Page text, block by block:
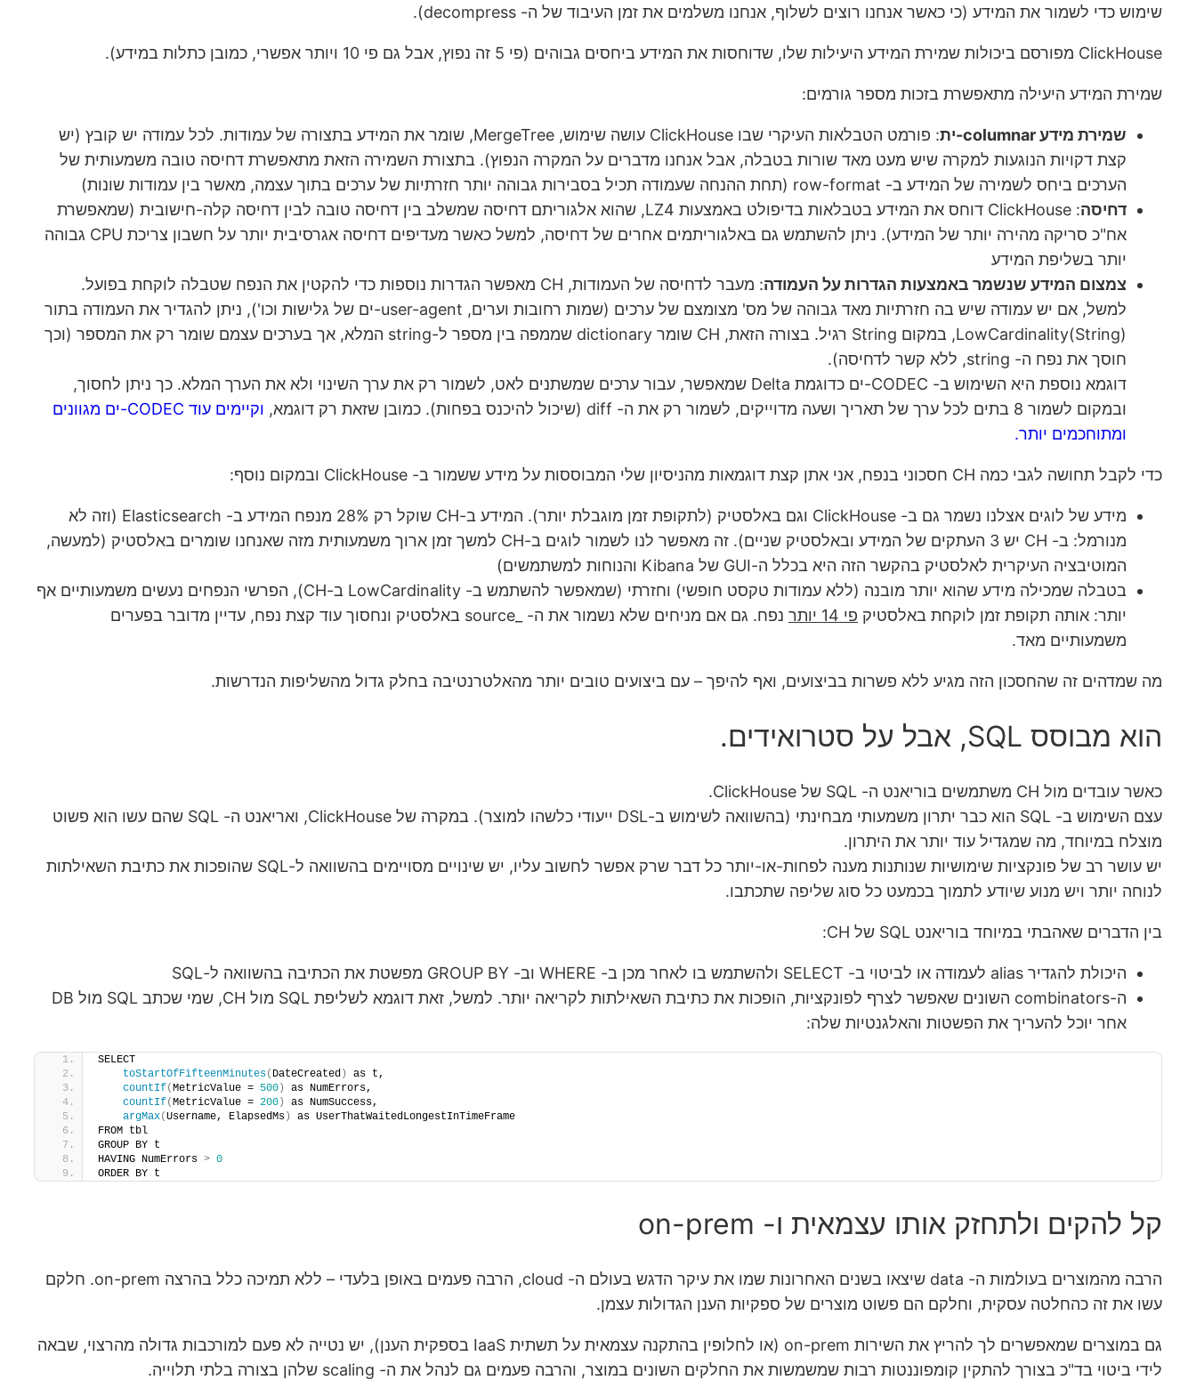
שימוש כדי לשמור את המידע (כי כאשר אנחנו רוצים לשלוף, אנחנו משלמים את זמן העיבוד של ה- decompress).
ClickHouse מפורסם ביכולות שמירת המידע היעילות שלו, שדוחסות את המידע ביחסים גבוהים (פי 5 זה נפוץ, אבל גם פי 10 ויותר אפשרי, כמובן כתלות במידע).
שמירת המידע היעילה מתאפשרת בזכות מספר גורמים:
שמירת מידע columnar-ית
: פורמט הטבלאות העיקרי שבו ClickHouse עושה שימוש, MergeTree, שומר את המידע בתצורה של עמודות. לכל עמודה יש קובץ (יש
קצת דקויות הנוגעות למקרה שיש מעט מאד שורות בטבלה, אבל אנחנו מדברים על המקרה הנפוץ). בתצורת השמירה הזאת מתאפשרת דחיסה טובה משמעותית של
הערכים ביחס לשמירה של המידע ב- row-format (תחת ההנחה שעמודה תכיל בסבירות גבוהה יותר חזרתיות של ערכים בתוך עצמה, מאשר בין עמודות שונות)
דחיסה
: ClickHouse דוחס את המידע בטבלאות בדיפולט באמצעות LZ4, שהוא אלגוריתם דחיסה שמשלב בין דחיסה טובה לבין דחיסה קלה-חישובית (שמאפשרת
אח"כ סריקה מהירה יותר של המידע). ניתן להשתמש גם באלגוריתמים אחרים של דחיסה, למשל כאשר מעדיפים דחיסה אגרסיבית יותר על חשבון צריכת CPU גבוהה
יותר בשליפת המידע
צמצום המידע שנשמר באמצעות הגדרות על העמודה
: מעבר לדחיסה של העמודות, CH מאפשר הגדרות נוספות כדי להקטין את הנפח שטבלה לוקחת בפועל.
למשל, אם יש עמודה שיש בה חזרתיות מאד גבוהה של מס' מצומצם של ערכים (שמות רחובות וערים, user-agent-ים של גלישות וכו'), ניתן להגדיר את העמודה בתור
LowCardinality(String), במקום String רגיל. בצורה הזאת, CH שומר dictionary שממפה בין מספר ל-string המלא, אך בערכים עצמם שומר רק את המספר (וכך
חוסך את נפח ה- string, ללא קשר לדחיסה).
דוגמא נוספת היא השימוש ב- CODEC-ים כדוגמת Delta שמאפשר, עבור ערכים שמשתנים לאט, לשמור רק את ערך השינוי ולא את הערך המלא. כך ניתן לחסוך,
ובמקום לשמור 8 בתים לכל ערך של תאריך ושעה מדוייקים, לשמור רק את ה- diff (שיכול להיכנס בפחות). כמובן שזאת רק דוגמא,
וקיימים עוד CODEC-ים מגוונים
ומתוחכמים יותר.
כדי לקבל תחושה לגבי כמה CH חסכוני בנפח, אני אתן קצת דוגמאות מהניסיון שלי המבוססות על מידע ששמור ב- ClickHouse ובמקום נוסף:
מידע של לוגים אצלנו נשמר גם ב- ClickHouse וגם באלסטיק (לתקופת זמן מוגבלת יותר). המידע ב-CH שוקל רק 28% מנפח המידע ב- Elasticsearch (וזה לא
מנורמל: ב- CH יש 3 העתקים של המידע ובאלסטיק שניים). זה מאפשר לנו לשמור לוגים ב-CH למשך זמן ארוך משמעותית מזה שאנחנו שומרים באלסטיק (למעשה,
המוטיבציה העיקרית לאלסטיק בהקשר הזה היא בכלל ה-GUI של Kibana והנוחות למשתמשים)
בטבלה שמכילה מידע שהוא יותר מובנה (ללא עמודות טקסט חופשי) וחזרתי (שמאפשר להשתמש ב- LowCardinality ב-CH), הפרשי הנפחים נעשים משמעותיים אף
יותר: אותה תקופת זמן לוקחת באלסטיק פי 14 יותר
נפח. גם אם מניחים שלא נשמור את ה- _source באלסטיק ונחסוך עוד קצת נפח, עדיין מדובר בפערים
משמעותיים מאד.
מה שמדהים זה שהחסכון הזה מגיע ללא פשרות בביצועים, ואף להיפך – עם ביצועים טובים יותר מהאלטרנטיבה בחלק גדול מהשליפות הנדרשות.
הוא מבוסס SQL, אבל על סטרואידים.
כאשר עובדים מול CH משתמשים בוריאנט ה- SQL של ClickHouse.
עצם השימוש ב- SQL הוא כבר יתרון משמעותי מבחינתי (בהשוואה לשימוש ב-DSL ייעודי כלשהו למוצר). במקרה של ClickHouse, ואריאנט ה- SQL שהם עשו הוא פשוט
מוצלח במיוחד, מה שמגדיל עוד יותר את היתרון.
יש עושר רב של פונקציות שימושיות שנותנות מענה לפחות-או-יותר כל דבר שרק אפשר לחשוב עליו, יש שינויים מסויימים בהשוואה ל-SQL שהופכות את כתיבת השאילתות
לנוחה יותר ויש מנוע שיודע לתמוך בכמעט כל סוג שליפה שתכתבו.
בין הדברים שאהבתי במיוחד בוריאנט SQL של CH:
היכולת להגדיר alias לעמודה או לביטוי ב- SELECT ולהשתמש בו לאחר מכן ב- WHERE וב- GROUP BY מפשטת את הכתיבה בהשוואה ל-SQL
ה-combinators השונים שאפשר לצרף לפונקציות, הופכות את כתיבת השאילתות לקריאה יותר. למשל, זאת דוגמא לשליפת SQL מול CH, שמי שכתב SQL מול DB
אחר יוכל להעריך את הפשטות והאלגנטיות שלה:
SELECT
toStartOfFifteenMinutes( DateCreated )
as t,
countIf(MetricValue = 500 )
as NumErrors,
countIf(MetricValue = 200 )
as NumSuccess,
argMax(Username, ElapsedMs )
as UserThatWaitedLongestInTimeFrame
FROM tbl
GROUP BY t
HAVING NumErrors > 0
ORDER BY t
קל להקים ולתחזק אותו עצמאית ו- on-prem
הרבה מהמוצרים בעולמות ה- data שיצאו בשנים האחרונות שמו את עיקר הדגש בעולם ה- cloud, הרבה פעמים באופן בלעדי – ללא תמיכה כלל בהרצה on-prem. חלקם
עשו את זה כהחלטה עסקית, וחלקם הם פשוט מוצרים של ספקיות הענן הגדולות עצמן.
גם במוצרים שמאפשרים לך להריץ את השירות on-prem (או לחלופין בהתקנה עצמאית על תשתית IaaS בספקית הענן), יש נטייה לא פעם למורכבות גדולה מהרצוי, שבאה
לידי ביטוי בד"כ בצורך להתקין קומפוננטות רבות שמשמשות את החלקים השונים במוצר, והרבה פעמים גם לנהל את ה- scaling שלהן בצורה בלתי תלוייה.